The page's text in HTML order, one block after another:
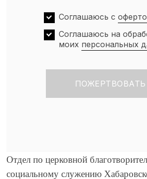
Соглашаюсь с
Соглашаюсь на
моих персональных
Отдел по церковной
социальному служению